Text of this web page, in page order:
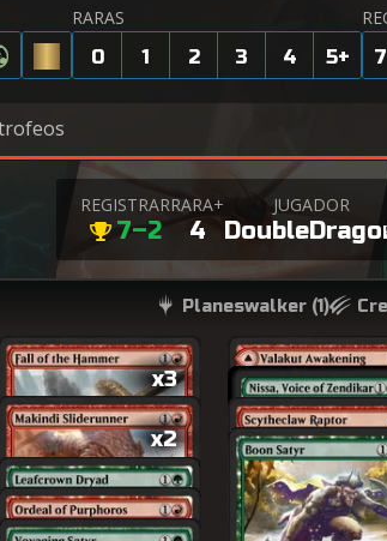
RARAS
0
1 2 3 4 5+
REGISTRAR
7–2
RARA+
4
JUGADOR
Planeswalker (1)
x3
x2